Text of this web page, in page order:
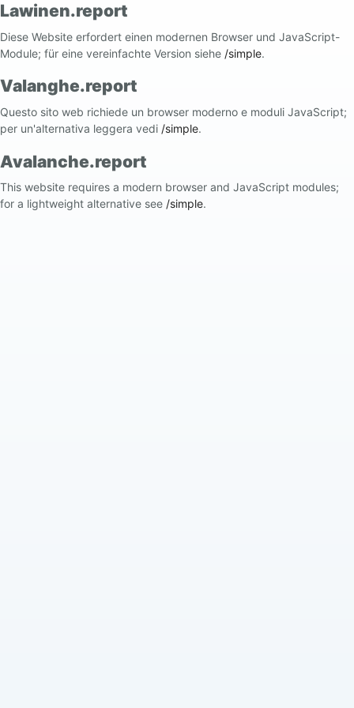
Lawinen.report
Diese Website erfordert einen modernen Browser und JavaScript-
Module; für eine vereinfachte Version siehe /simple.
Valanghe.report
Questo sito web richiede un browser moderno e moduli JavaScript;
per un'alternativa leggera vedi /simple.
Avalanche.report
This website requires a modern browser and JavaScript modules;
for a lightweight alternative see /simple.